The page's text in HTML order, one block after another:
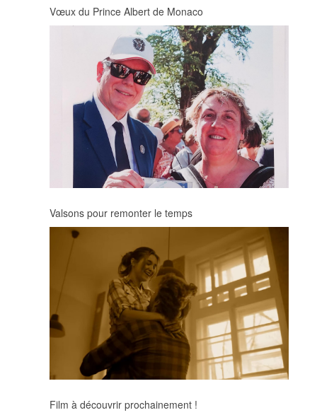
Vœux du Prince Albert de Monaco
Valsons pour remonter le temps
Film à découvrir prochainement !